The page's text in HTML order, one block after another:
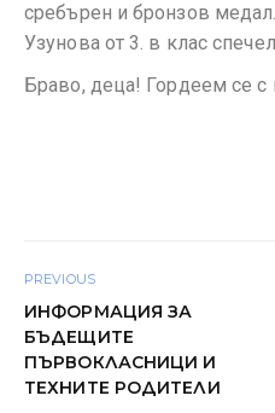
сребърен и бронзов
Узунова от 3. в клас
Браво, деца! Гордеем се с
PREVIOUS
ИНФОРМАЦИЯ ЗА
БЪДЕЩИТЕ
ПЪРВОКЛАСНИЦИ И
ТЕХНИТЕ РОДИТЕЛИ